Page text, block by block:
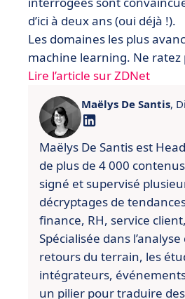
d’ici à deux ans (oui déjà !).
Les domaines les plus
machine learning. Ne
Lire l’article sur ZDNet
Maëlys De Santis,
Maëlys De Santis est
de plus de 4 000
signé et supervisé
décryptages de
finance, RH, service
Spécialisée dans
retours du terrain, les
intégrateurs,
un pilier pour traduire